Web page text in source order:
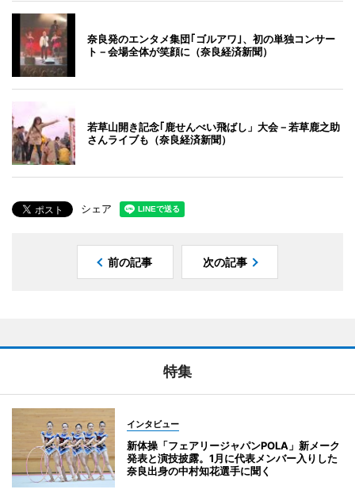
奈良発のエンタメ集団｢ゴルアワ｣、初の単独コンサー
ト－会場全体が笑顔に（奈良経済新聞）
若草山開き記念｢鹿せんべい飛ばし」大会－若草鹿之助
さんライブも（奈良経済新聞）
シェア
前の記事 次の記事
特集
インタビュー
新体操「フェアリージャパンPOLA」新メーク
発表と演技披露。1月に代表メンバー入りした
奈良出身の中村知花選手に聞く